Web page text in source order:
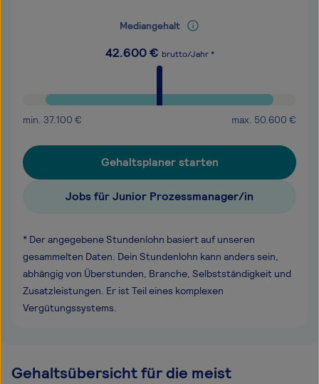
Mediangehalt
42.600€ brutto/Jahr *
min. 37.100 € max. 50.600 €
Gehaltsplaner starten
Jobs für Junior Prozessmanager/in
* Der angegebene Stundenlohn basiert auf unseren
gesammelten Daten. Dein Stundenlohn kann anders sein,
abhängig von Überstunden, Branche, Selbstständigkeit und
Zusatzleistungen. Er ist Teil eines komplexen
Vergütungssystems.
Gehaltsübersicht für die meist